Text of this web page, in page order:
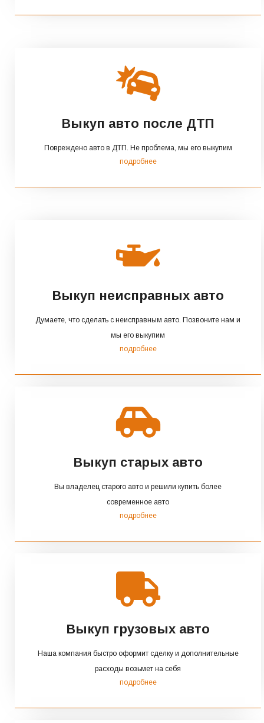
Выкуп авто после ДТП
Повреждено авто в ДТП. Не проблема, мы его выкупим
подробнее
Выкуп неисправных авто
Думаете, что сделать с неисправным авто. Позвоните нам и
мы его выкупим
подробнее
Выкуп старых авто
Вы владелец старого авто и решили купить более
современное авто
подробнее
Выкуп грузовых авто
Наша компания быстро оформит сделку и дополнительные
расходы возьмет на себя
подробнее